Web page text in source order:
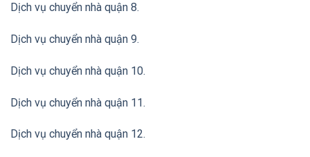
Dịch vụ chuyển nhà quận 8.
Dịch vụ chuyển nhà quận 9.
Dịch vụ chuyển nhà quận 10.
Dịch vụ chuyển nhà quận 11.
Dịch vụ chuyển nhà quận 12.